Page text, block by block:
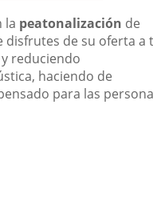
la peatonalización de
disfrutes de su oferta a
reduciendo
haciendo de
para las